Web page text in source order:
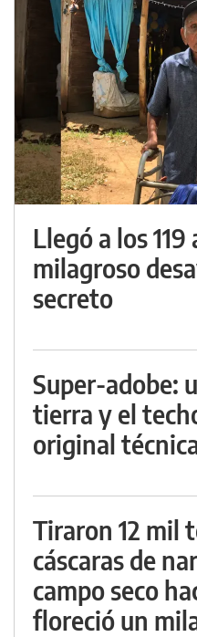
Llegó a los
milagroso
secreto
Super-adobe:
tierra y el
original
Tiraron 12 mil
cáscaras de
campo seco
floreció un